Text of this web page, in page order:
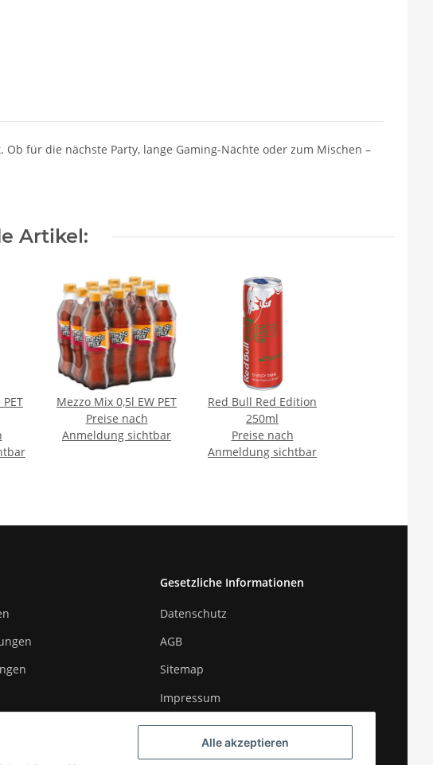
Alle akzeptieren
für die nächste Party, lange Gaming-Nächte oder zum Mischen –
Artikel:
Mezzo Mix 0,5l EW PET
Preise nach
Anmeldung sichtbar
Red Bull Red Edition
250ml
Preise nach
Anmeldung sichtbar
Gesetzliche Informationen
Datenschutz
AGB
Sitemap
Impressum
Widerrufsrecht